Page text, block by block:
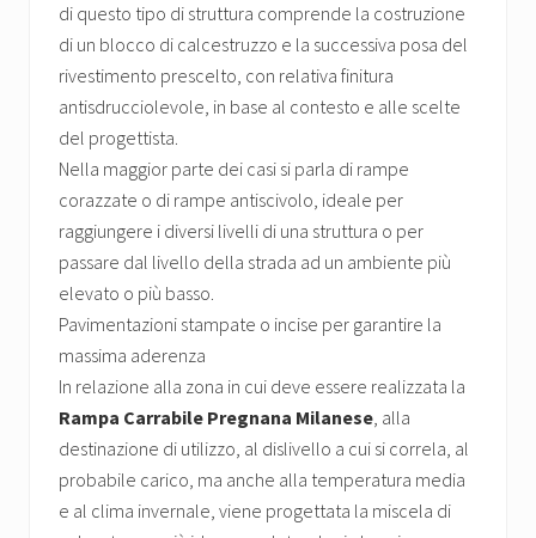
di questo tipo di struttura comprende la costruzione
di un blocco di calcestruzzo e la successiva posa del
rivestimento prescelto, con relativa finitura
antisdrucciolevole, in base al contesto e alle scelte
del progettista.
Nella maggior parte dei casi si parla di rampe
corazzate o di rampe antiscivolo, ideale per
raggiungere i diversi livelli di una struttura o per
passare dal livello della strada ad un ambiente più
elevato o più basso.
Pavimentazioni stampate o incise per garantire la
massima aderenza
In relazione alla zona in cui deve essere realizzata la
Rampa Carrabile Pregnana Milanese, alla
destinazione di utilizzo, al dislivello a cui si correla, al
probabile carico, ma anche alla temperatura media
e al clima invernale, viene progettata la miscela di